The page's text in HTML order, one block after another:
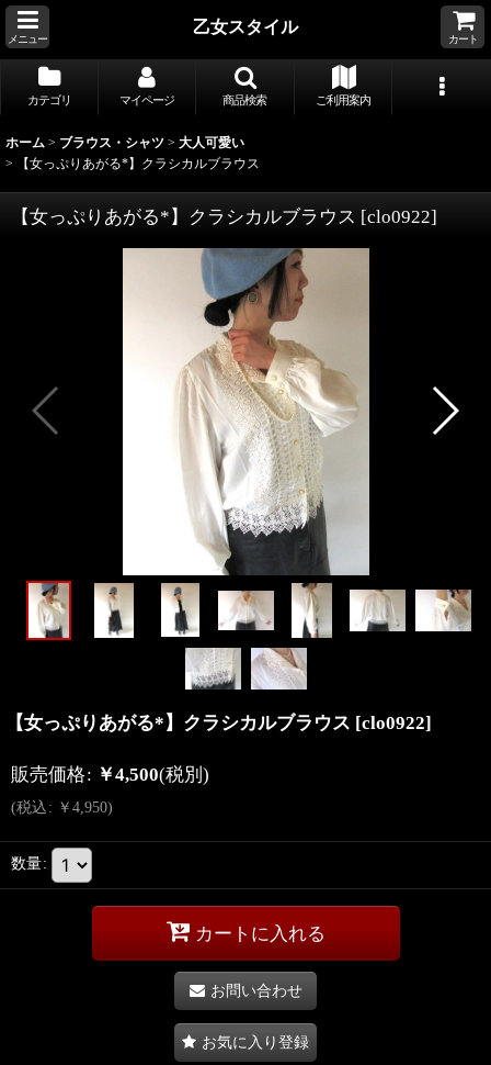
メニュー
乙女スタイル
カート
カテゴリ マイページ 商品検索 ご利用案内
ホーム > ブラウス・シャツ > 大人可愛い
>
【女っぷりあがる*】クラシカルブラウス
【女っぷりあがる*】クラシカルブラウス [clo0922]
【女っぷりあがる*】クラシカルブラウス [clo0922]
販売価格: ￥4,500(税別)
(税込: ￥4,950)
数量:
カートに入れる
お問い合わせ
お気に入り登録